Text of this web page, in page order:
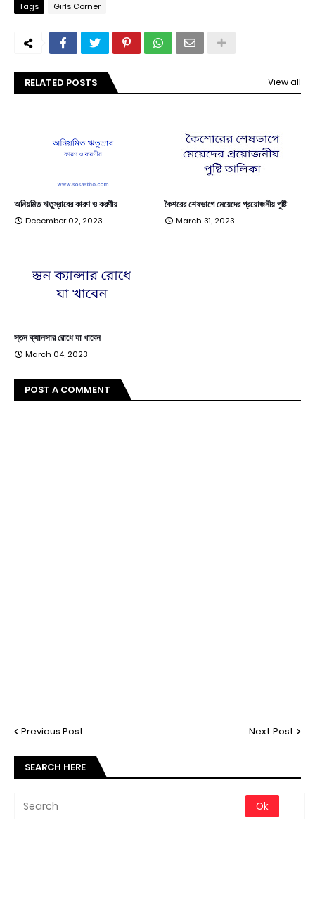
Tags Girls Corner
RELATED POSTS View all
অনিয়মিত ঋতুস্রাবের কারণ ও করণীয়
December 02, 2023
কৈশরের শেষভাগে মেয়েদের প্রয়োজনীয় পুষ্টি
March 31, 2023
স্তন ক্যানসার রোধে যা খাবেন
March 04, 2023
POST A COMMENT
Previous Post Next Post
SEARCH HERE